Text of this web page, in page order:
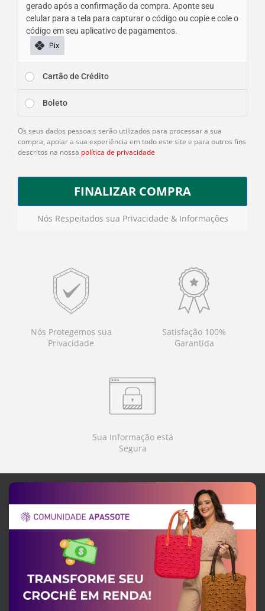
gerado após a confirmação da compra. Aponte seu
celular para a tela para capturar o código ou copie e cole o
código em seu aplicativo de pagamentos.
Cartão de Crédito
Boleto
Os seus dados pessoais serão utilizados para processar a sua
compra, apoiar a sua experiência em todo este site e para outros fins
descritos na nossa política de privacidade
FINALIZAR COMPRA
Nós Respeitados sua Privacidade & Informações
Nós Protegemos sua
Privacidade
Satisfação 100%
Garantida
Sua Informação está
Segura